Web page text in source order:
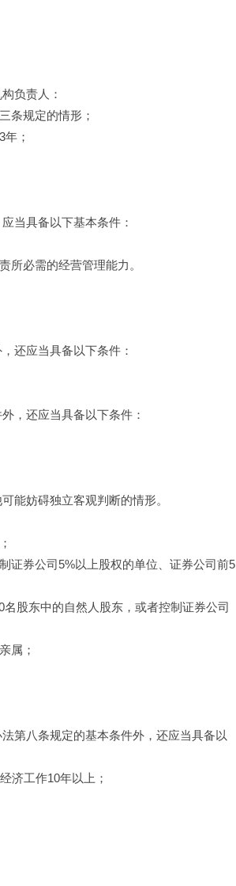
负责人：
条规定的情形；
；
当具备以下基本条件：
必需的经营管理能力。
还应当具备以下条件：
，还应当具备以下条件：
妨碍独立客观判断的情形。
券公司5%以上股权的单位、证券公司前5
股东中的自然人股东，或者控制证券公司
属；
八条规定的基本条件外，还应当具备以
济工作10年以上；